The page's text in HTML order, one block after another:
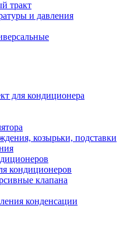
тракт
и давления
для кондиционера
козырьки, подставки
кондиционеров
клапана
конденсации